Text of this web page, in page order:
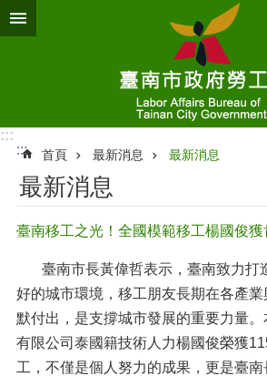
跳到主要內容區塊
:::
:::
首頁 最新消息 最新消息
最新消息
臺南移工之光！全國模範移工楊國俊獲
臺南市長黃偉哲表示，臺南致力打
好的城市環境，移工朋友長期在各產
默付出，是支撐城市發展的重要力量
有限公司泰國籍技術人力楊國俊榮獲
工，不僅是個人努力的成果，更是臺